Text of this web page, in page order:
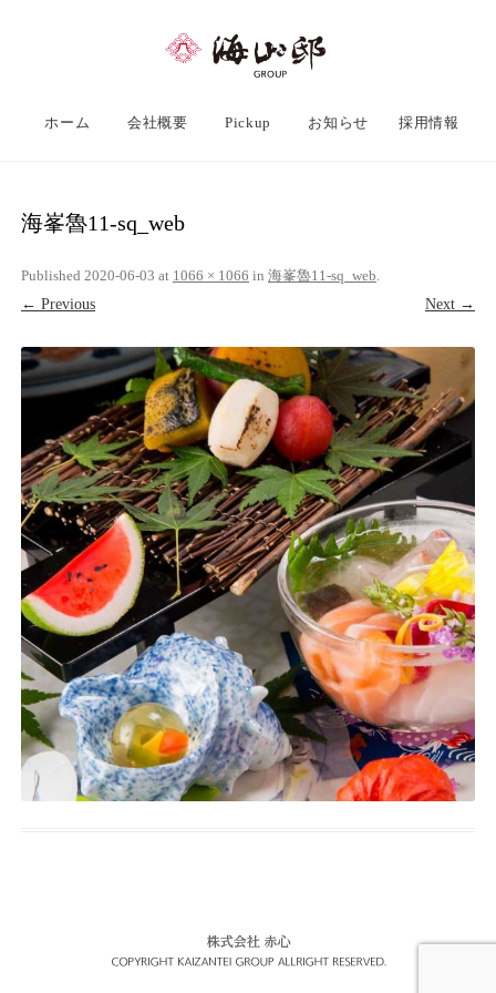
ホーム 会社概要 Pickup お知らせ 採用情報
海峯魯11-sq_web
Published 2020-06-03 at 1066 × 1066 in 海峯魯11-sq_web
← Previous
Next →